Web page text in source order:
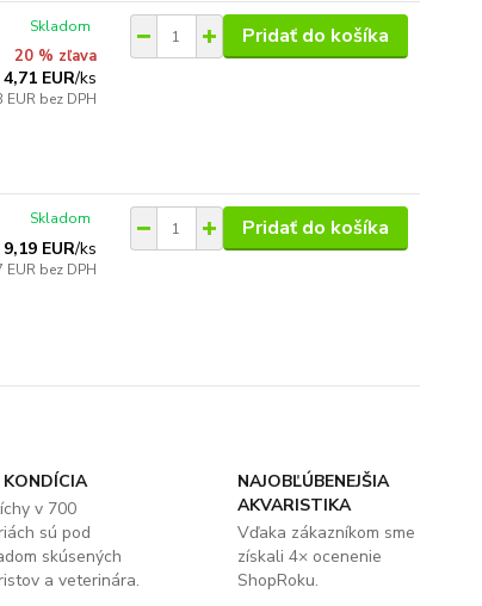
20 % zľava
4,71 EUR/ks
EUR bez DPH
Skladom Pridať do košíka
9,19 EUR/ks
EUR bez DPH
Skladom Pridať do košíka
v 700
sú pod
skúsených
a veterinára.
NAJOBĽÚBENEJŠIA
AKVARISTIKA
Vďaka zákazníkom sme
získali 4× ocenenie
ShopRoku.